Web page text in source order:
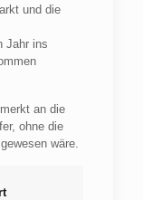
und die
Jahr ins
an die
ohne die
wäre.